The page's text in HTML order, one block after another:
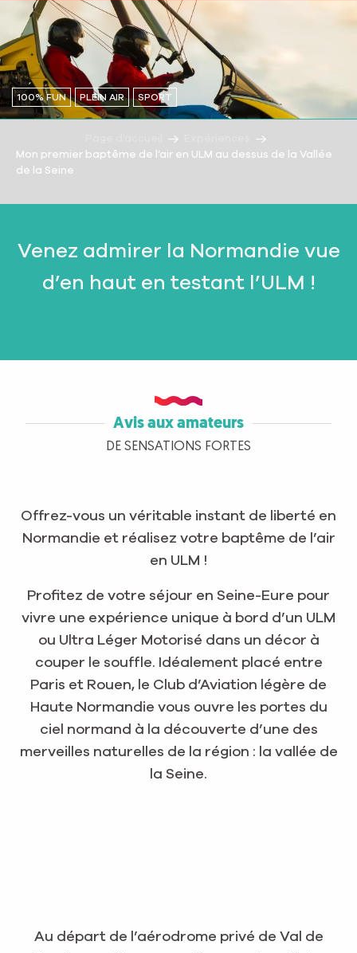
100% FUN PLEIN AIR SPORT
Mon premier baptême de l’air en ULM au dessus de la Vallée
de la Seine
Venez admirer la Normandie vue
d’en haut en testant l’ULM !
Avis aux amateurs
DE SENSATIONS FORTES
Offrez-vous un véritable instant de liberté en
Normandie et réalisez votre baptême de l’air
en ULM !
Profitez de votre séjour en Seine-Eure pour
vivre une expérience unique à bord d’un ULM
ou Ultra Léger Motorisé dans un décor à
couper le souffle. Idéalement placé entre
Paris et Rouen, le Club d’Aviation légère de
Haute Normandie vous ouvre les portes du
ciel normand à la découverte d’une des
merveilles naturelles de la région : la vallée de
la Seine.
Au départ de l’aérodrome privé de Val de